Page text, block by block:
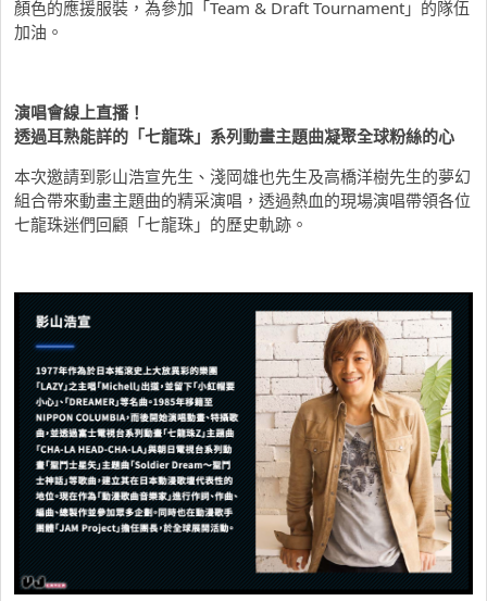
顏色的應援服裝，為參加「Team & Draft Tournament」的隊伍
加油。
演唱會線上直播！
透過耳熟能詳的「七龍珠」系列動畫主題曲凝聚全球粉絲的心
本次邀請到影山浩宣先生、淺岡雄也先生及高橋洋樹先生的夢幻
組合帶來動畫主題曲的精采演唱，透過熱血的現場演唱帶領各位
七龍珠迷們回顧「七龍珠」的歷史軌跡。